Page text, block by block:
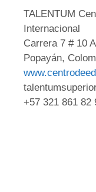
TALENTUM
Internacional
Carrera 7 # 10
Popayán,
+57 321 861 82